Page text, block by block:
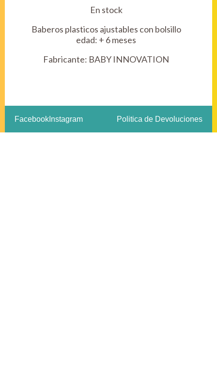
En stock
Baberos plasticos ajustables con bolsillo
edad: + 6 meses
Fabricante: BABY INNOVATION
Facebook Instagram Politica de Devoluciones